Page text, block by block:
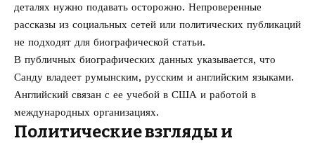
деталях нужно подавать осторожно. Непроверенные
рассказы из социальных сетей или политических публикаций
не подходят для биографической статьи.
В публичных биографических данных указывается, что
Санду владеет румынским, русским и английским языками.
Английский связан с ее учебой в США и работой в
международных организациях.
Политические взгляды и